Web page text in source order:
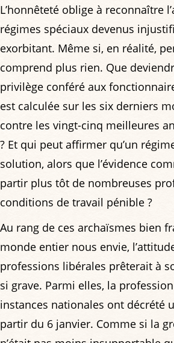
L’honnêteté oblige à reconnaître
régimes spéciaux devenus
exorbitant. Même si, en réalité,
comprend plus rien. Que
privilège conféré aux
est calculée sur les six derniers
contre les vingt-cinq meilleures
? Et qui peut affirmer qu’un
solution, alors que l’évidence
partir plus tôt de nombreuses
conditions de travail pénible ?
Au rang de ces archaïsmes bien
monde entier nous envie,
professions libérales prêterait à
si grave. Parmi elles, la
instances nationales ont décrété
partir du 6 janvier. Comme si la